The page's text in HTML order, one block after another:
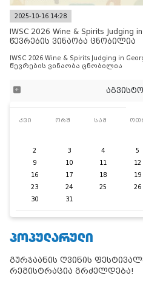
2025-10-16 14:28
IWSC 2026 Wine & Spirits
წევრების ვინაობა ცნობილია
IWSC 2026 Wine & Spirits Judging in
წევრების ვინაობა ცნობილია
კვი ორშ სამ
2
3 4 5
9
10 11 12
16
17 18 19
23
24 25 26
30
31
ᲞᲝᲞᲣᲚᲐᲠᲣᲚᲘ
გურჯაანის ღვინის
რეგისტრაცია გრძელდება!